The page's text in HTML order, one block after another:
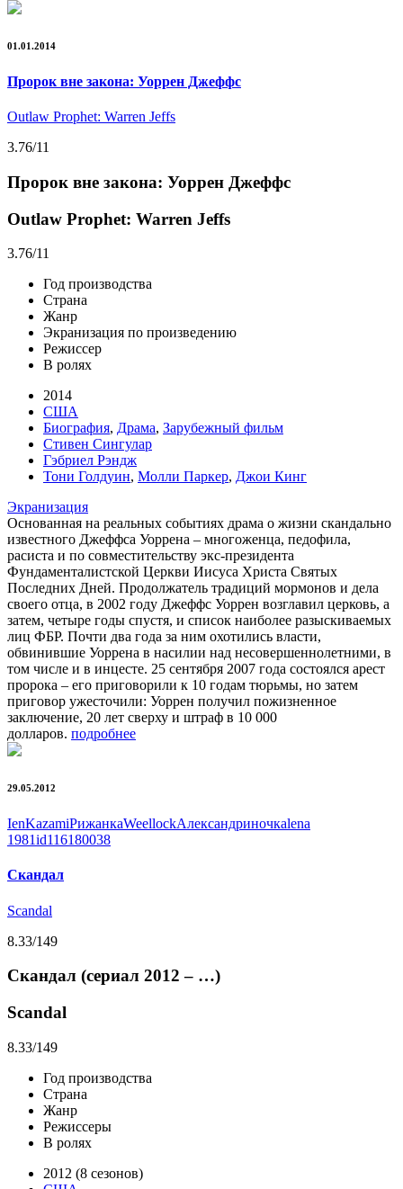
01.01.2014
Пророк вне закона: Уоррен Джеффс
Outlaw Prophet: Warren Jeffs
3.76/11
Пророк вне закона: Уоррен Джеффс
Outlaw Prophet: Warren Jeffs
3.76/11
Год производства
Страна
Жанр
Экранизация по произведению
Режиссер
В ролях
2014
США
Биография, Драма, Зарубежный фильм
Стивен Сингулар
Гэбриел Рэндж
Тони Голдуин, Молли Паркер, Джои Кинг
Экранизация
Основанная на реальных событиях драма о жизни скандально
известного Джеффса Уоррена – многоженца, педофила,
расиста и по совместительству экс-президента
Фундаменталистской Церкви Иисуса Христа Святых
Последних Дней. Продолжатель традиций мормонов и дела
своего отца, в 2002 году Джеффс Уоррен возглавил церковь, а
затем, четыре годы спустя, и список наиболее разыскиваемых
лиц ФБР. Почти два года за ним охотились власти,
обвинившие Уоррена в насилии над несовершеннолетними, в
том числе и в инцесте. 25 сентября 2007 года состоялся арест
пророка – его приговорили к 10 годам тюрьмы, но затем
приговор ужесточили: Уоррен получил пожизненное
заключение, 20 лет сверху и штраф в 10 000
долларов. подробнее
29.05.2012
IenKazamiРижанкаWeellockАлександриночкаlena
1981id116180038
Скандал
Scandal
8.33/149
Скандал (сериал 2012 – …)
Scandal
8.33/149
Год производства
Страна
Жанр
Режиссеры
В ролях
2012 (8 сезонов)